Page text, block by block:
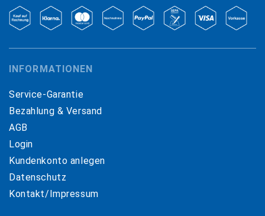
INFORMATIONEN
Service-Garantie
Bezahlung & Versand
AGB
Login
Kundenkonto anlegen
Datenschutz
Kontakt/Impressum